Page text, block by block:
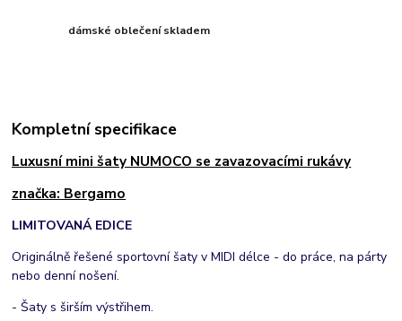
dámské oblečení skladem
Kompletní specifikace
Luxusní mini šaty NUMOCO se zavazovacími rukávy
značka: Bergamo
LIMITOVANÁ EDICE
Originálně řešené sportovní šaty v MIDI délce - do práce, na párty
nebo denní nošení.
- Šaty s širším výstřihem.